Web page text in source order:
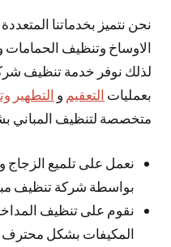
نحن نتميز بخدماتنا
الاوساخ وتنظيف
لذلك نوفر خدمة تنظيف
بعمليات التعقيم و التطهير
متخصصة لتنظيف المباني
نعمل على تلميع الزجاج
بواسطة شركة تنظيف
نقوم على تنظيف
المكيفات بشكل محترف